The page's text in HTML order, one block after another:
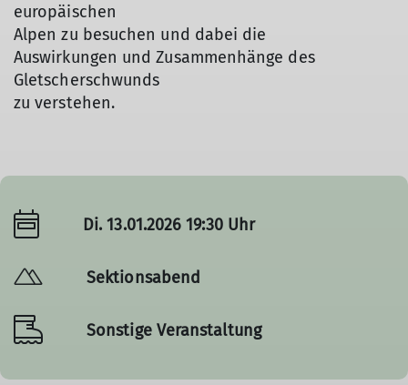
europäischen
Alpen zu besuchen und dabei die
Auswirkungen und Zusammenhänge des
Gletscherschwunds
zu verstehen.
Di. 13.01.2026 19:30 Uhr
Sektionsabend
Sonstige Veranstaltung